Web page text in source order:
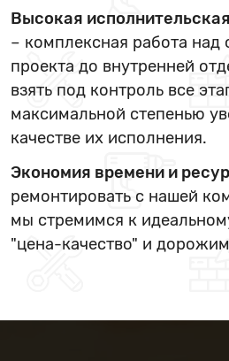
Высокая
– комплексная работа над
проекта до внутренней
взять под контроль все
максимальной степенью
качестве их исполнения.
Экономия времени и
ремонтировать с нашей
мы стремимся к
"цена-качество" и